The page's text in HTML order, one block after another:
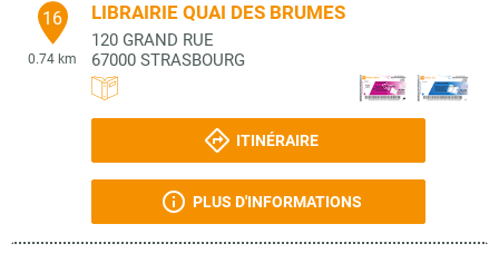
16
0.74 km
LIBRAIRIE QUAI DES BRUMES
120 GRAND RUE
67000 STRASBOURG
ITINÉRAIRE
PLUS D'INFORMATIONS